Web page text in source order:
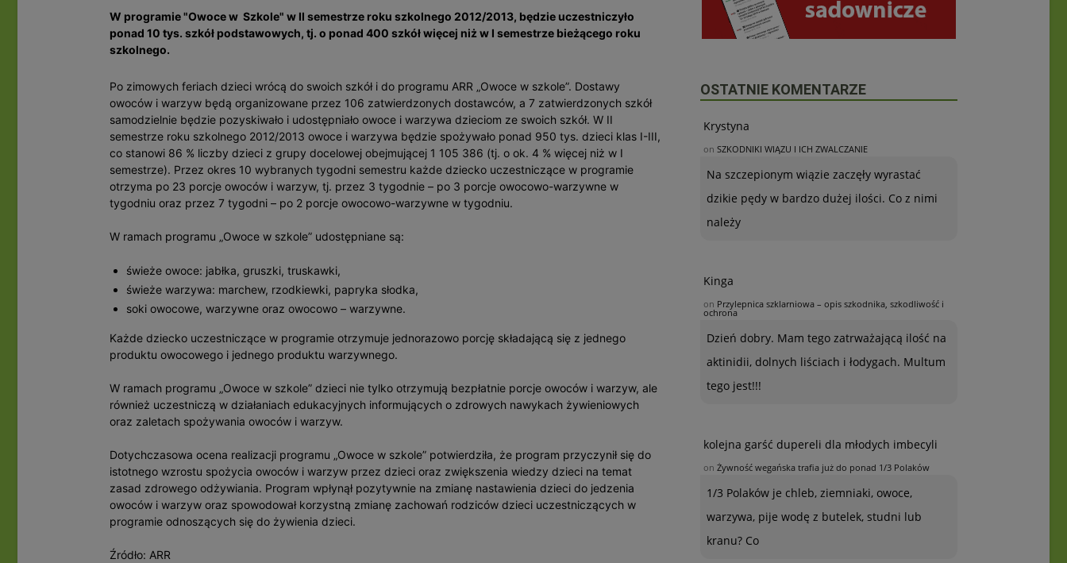
W programie "Owoce w Szkole" w II semestrze roku szkolnego 2012/2013, będzie uczestniczyło
ponad 10 tys. szkół podstawowych, tj. o ponad 400 szkół więcej niż w I semestrze bieżącego roku
szkolnego.
Po zimowych feriach dzieci wrócą do swoich szkół i do programu ARR „Owoce w szkole”. Dostawy
owoców i warzyw będą organizowane przez 106 zatwierdzonych dostawców, a 7 zatwierdzonych szkół
samodzielnie będzie pozyskiwało i udostępniało owoce i warzywa dzieciom ze swoich szkół. W II
semestrze roku szkolnego 2012/2013 owoce i warzywa będzie spożywało ponad 950 tys. dzieci klas I-III,
co stanowi 86 % liczby dzieci z grupy docelowej obejmującej 1 105 386 (tj. o ok. 4 % więcej niż w I
semestrze). Przez okres 10 wybranych tygodni semestru każde dziecko uczestniczące w programie
otrzyma po 23 porcje owoców i warzyw, tj. przez 3 tygodnie – po 3 porcje owocowo-warzywne w
tygodniu oraz przez 7 tygodni – po 2 porcje owocowo-warzywne w tygodniu.
W ramach programu „Owoce w szkole” udostępniane są:
świeże owoce: jabłka, gruszki, truskawki,
świeże warzywa: marchew, rzodkiewki, papryka słodka,
soki owocowe, warzywne oraz owocowo – warzywne.
Każde dziecko uczestniczące w programie otrzymuje jednorazowo porcję składającą się z jednego
produktu owocowego i jednego produktu warzywnego.
W ramach programu „Owoce w szkole” dzieci nie tylko otrzymują bezpłatnie porcje owoców i warzyw, ale
również uczestniczą w działaniach edukacyjnych informujących o zdrowych nawykach żywieniowych
oraz zaletach spożywania owoców i warzyw.
Dotychczasowa ocena realizacji programu „Owoce w szkole” potwierdziła, że program przyczynił się do
istotnego wzrostu spożycia owoców i warzyw przez dzieci oraz zwiększenia wiedzy dzieci na temat
zasad zdrowego odżywiania. Program wpłynął pozytywnie na zmianę nastawienia dzieci do jedzenia
owoców i warzyw oraz spowodował korzystną zmianę zachowań rodziców dzieci uczestniczących w
programie odnoszących się do żywienia dzieci.
Źródło: ARR
OSTATNIE KOMENTARZE
Krystyna
on SZKODNIKI WIĄZU I ICH ZWALCZANIE
Na szczepionym wiązie zaczęły wyrastać
dzikie pędy w bardzo dużej ilości. Co z nimi
należy
Kinga
on Przylepnica szklarniowa – opis szkodnika, szkodliwość i
ochrona
Dzień dobry. Mam tego zatrważającą ilość na
aktinidii, dolnych liściach i łodygach. Multum
tego jest!!!
kolejna garść dupereli dla młodych imbecyli
on Żywność wegańska trafia już do ponad 1/3 Polaków
1/3 Polaków je chleb, ziemniaki, owoce,
warzywa, pije wodę z butelek, studni lub
kranu? Co